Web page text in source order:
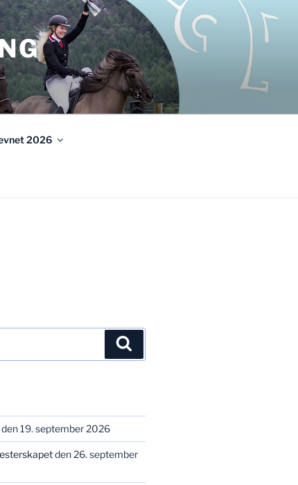
2026
19. september 2026
den 26. september